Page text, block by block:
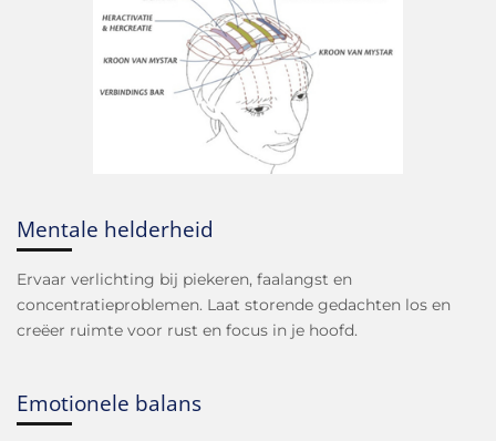
Mentale helderheid
Ervaar verlichting bij piekeren, faalangst en
concentratieproblemen. Laat storende gedachten los en
creëer ruimte voor rust en focus in je hoofd.
Emotionele balans